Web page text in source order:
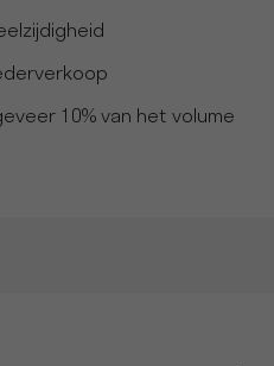
10% van het volume